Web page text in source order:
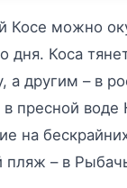
Косе можно
дня. Коса
а другим – в
пресной
на
– в